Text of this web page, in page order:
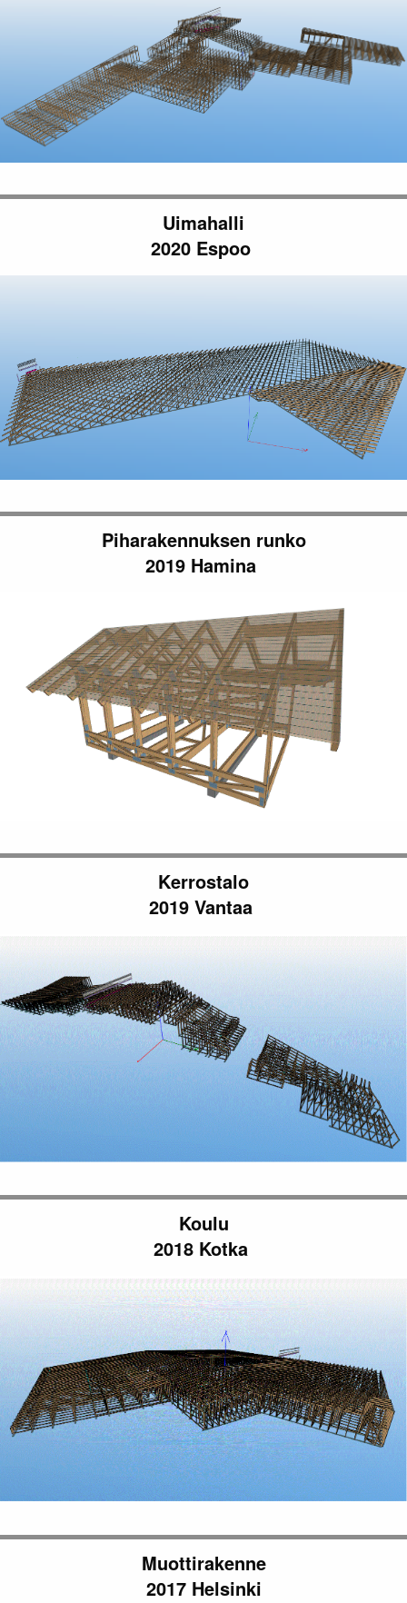
Uimahalli
2020 Espoo
Piharakennuksen runko
2019 Hamina
Kerrostalo
2019 Vantaa
Koulu
2018 Kotka
Muottirakenne
2017 Helsinki